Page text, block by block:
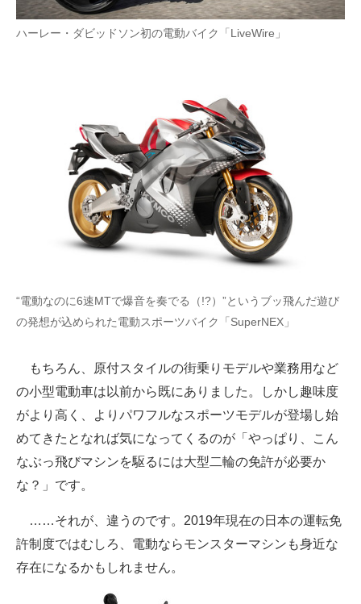
ちょっと気になるネットの話題
ハーレー・ダビッドソン初の電動バイク「LiveWire」
“電動なのに6速MTで爆音を奏でる（!?）”というブッ飛んだ遊び
の発想が込められた電動スポーツバイク「SuperNEX」
もちろん、原付スタイルの街乗りモデルや業務用など
の小型電動車は以前から既にありました。しかし趣味度
がより高く、よりパワフルなスポーツモデルが登場し始
めてきたとなれば気になってくるのが「やっぱり、こん
なぶっ飛びマシンを駆るには大型二輪の免許が必要か
な？」です。
……それが、違うのです。2019年現在の日本の運転免
許制度ではむしろ、電動ならモンスターマシンも身近な
存在になるかもしれません。